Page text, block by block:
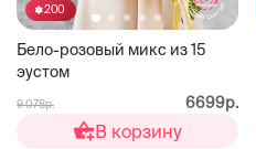
200
Бело-розовый микс из 15
эустом
9 078р. 6699р.
В корзину